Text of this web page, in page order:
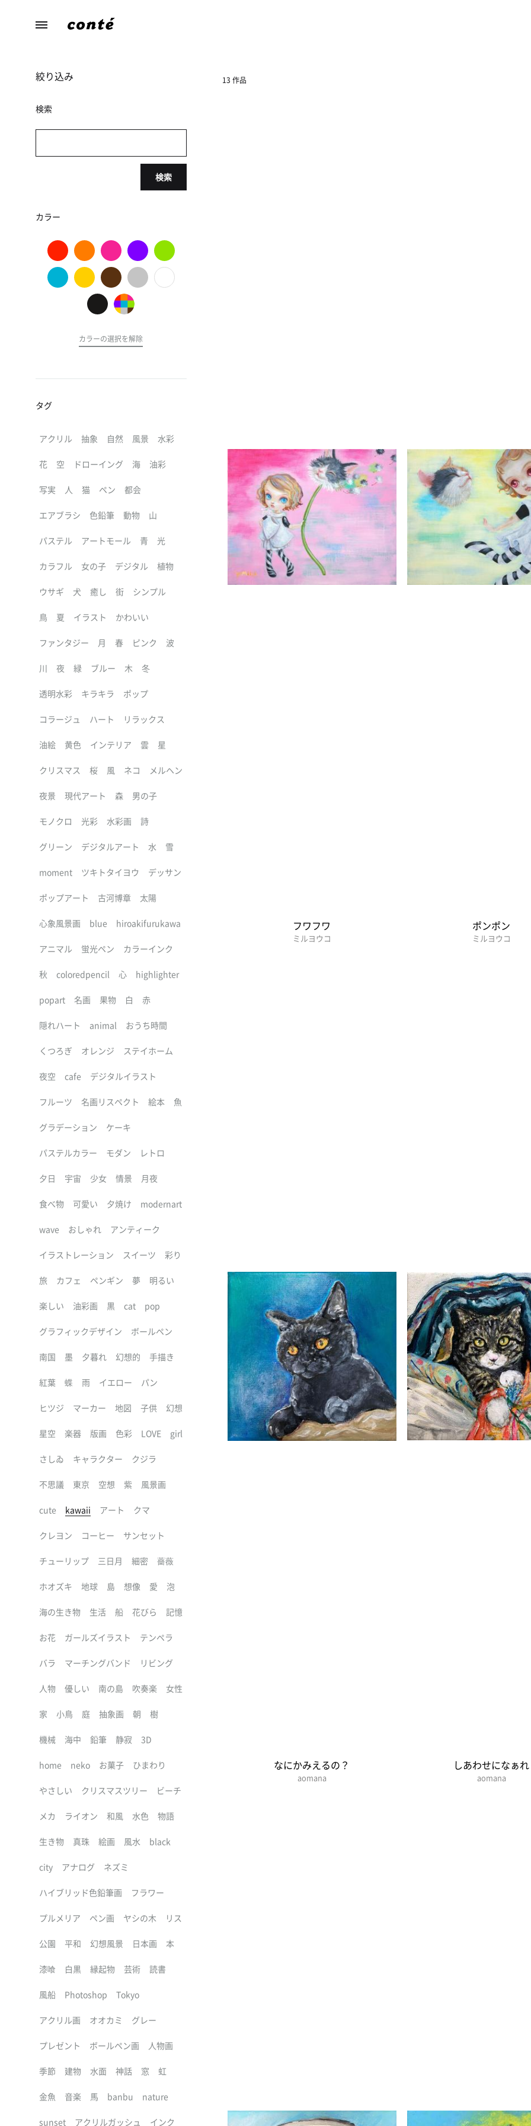
ら
た
の
13 作品
フワフワ
ミルヨウコ
ポンポン
ミルヨウコ
なにかみえるの？
aomana
しあわせになぁれ
aomana
絞り込み
検索
検索
カラー
カラーの選択を解除
タグ
アクリル 抽象 自然 風景 水彩
花 空 ドローイング 海 油彩
写実 人 猫 ペン 都会
エアブラシ 色鉛筆 動物 山
パステル アートモール 青 光
カラフル 女の子 デジタル 植物
ウサギ 犬 癒し 街 シンプル
鳥 夏 イラスト かわいい
ファンタジー 月 春 ピンク 波
川 夜 緑 ブルー 木 冬
透明水彩 キラキラ ポップ
コラージュ ハート リラックス
油絵 黄色 インテリア 雲 星
クリスマス 桜 風 ネコ メルヘン
夜景 現代アート 森 男の子
モノクロ 光彩 水彩画 詩
グリーン デジタルアート 水 雪
moment ツキトタイヨウ デッサン
ポップアート 古河博章 太陽
心象風景画 blue hiroakifurukawa
アニマル 蛍光ペン カラーインク
秋 coloredpencil 心 highlighter
popart 名画 果物 白 赤
隠れハート animal おうち時間
くつろぎ オレンジ ステイホーム
夜空 cafe デジタルイラスト
フルーツ 名画リスペクト 絵本 魚
グラデーション ケーキ
パステルカラー モダン レトロ
夕日 宇宙 少女 情景 月夜
食べ物 可愛い 夕焼け modernart
wave おしゃれ アンティーク
イラストレーション スイーツ 彩り
旅 カフェ ペンギン 夢 明るい
楽しい 油彩画 黒 cat pop
グラフィックデザイン ボールペン
南国 墨 夕暮れ 幻想的 手描き
紅葉 蝶 雨 イエロー パン
ヒツジ マーカー 地図 子供 幻想
星空 楽器 版画 色彩 LOVE girl
さしゐ キャラクター クジラ
不思議 東京 空想 紫 風景画
cute kawaii アート クマ
クレヨン コーヒー サンセット
チューリップ 三日月 細密 薔薇
ホオズキ 地球 島 想像 愛 泡
海の生き物 生活 船 花びら 記憶
お花 ガールズイラスト テンペラ
バラ マーチングバンド リビング
人物 優しい 南の島 吹奏楽 女性
家 小鳥 庭 抽象画 朝 樹
機械 海中 鉛筆 静寂 3D
home neko お菓子 ひまわり
やさしい クリスマスツリー ビーチ
メカ ライオン 和風 水色 物語
生き物 真珠 絵画 風水 black
city アナログ ネズミ
ハイブリッド色鉛筆画 フラワー
プルメリア ペン画 ヤシの木 リス
公園 平和 幻想風景 日本画 本
漆喰 白黒 縁起物 芸術 読書
風船 Photoshop Tokyo
アクリル画 オオカミ グレー
プレゼント ボールペン画 人物画
季節 建物 水面 神話 窓 虹
金魚 音楽 馬 banbu nature
sunset アクリルガッシュ インク